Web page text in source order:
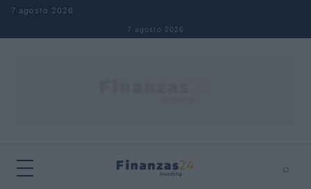
Saltar al contenido
7 agosto 2026
7 agosto 2026
⌕